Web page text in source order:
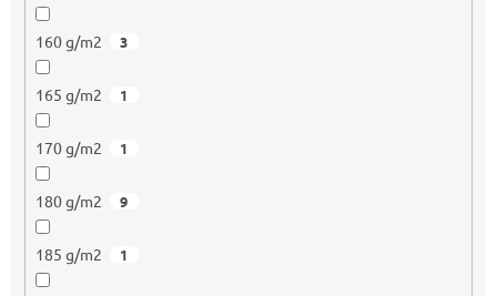
160 g/m2 3
165 g/m2 1
170 g/m2 1
180 g/m2 9
185 g/m2 1